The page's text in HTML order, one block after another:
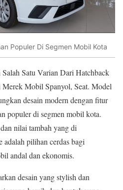
Populer Di Segmen Mobil Kota
Salah Satu Varian Dari Hatchback
Mobil Spanyol, Seat. Model
desain modern dengan fitur
populer di segmen mobil kota.
nilai tambah yang di
adalah pilihan cerdas bagi
andal dan ekonomis.
desain yang stylish dan